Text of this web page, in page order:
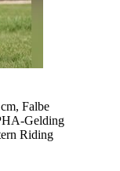
Falbe
Gelding
Riding